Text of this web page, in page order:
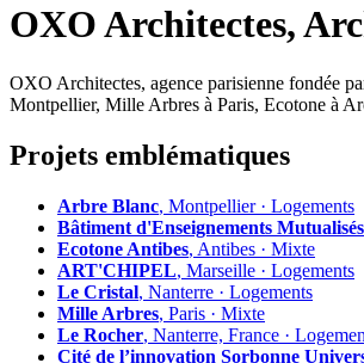
OXO Architectes,
OXO Architectes, agence parisienne fondée
Montpellier, Mille Arbres à Paris, Ecotone à
Projets emblématiques
Arbre Blanc, Montpellier · Logements
Bâtiment d'Enseignements Mutualisés
Ecotone Antibes, Antibes · Mixte
ART'CHIPEL, Marseille · Logements
Le Cristal, Nanterre · Logements
Mille Arbres, Paris · Mixte
Le Rocher, Nanterre, France ·
Cité de l’innovation Sorbonne